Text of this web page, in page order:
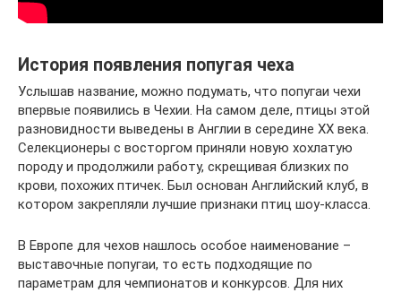
История появления попугая чеха
Услышав название, можно подумать, что попугаи чехи
впервые появились в Чехии. На самом деле, птицы этой
разновидности выведены в Англии в середине XX века.
Селекционеры с восторгом приняли новую хохлатую
породу и продолжили работу, скрещивая близких по
крови, похожих птичек. Был основан Английский клуб, в
котором закрепляли лучшие признаки птиц шоу-класса.
В Европе для чехов нашлось особое наименование –
выставочные попугаи, то есть подходящие по
параметрам для чемпионатов и конкурсов. Для них